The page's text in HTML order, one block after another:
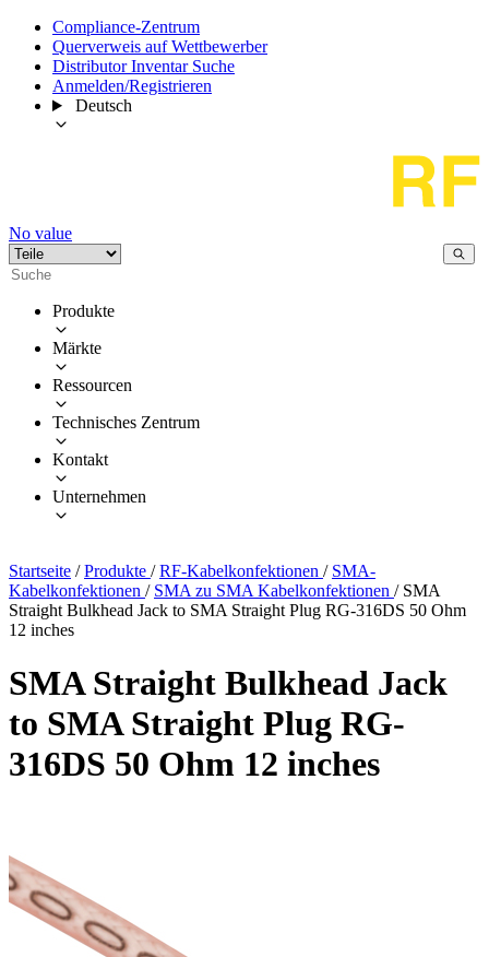
Compliance-Zentrum
Querverweis auf Wettbewerber
Distributor Inventar Suche
Anmelden/Registrieren
Deutsch
No value
Produkte
Märkte
Ressourcen
Technisches Zentrum
Kontakt
Unternehmen
Startseite / Produkte / RF-Kabelkonfektionen / SMA-
Kabelkonfektionen / SMA zu SMA Kabelkonfektionen / SMA
Straight Bulkhead Jack to SMA Straight Plug RG-316DS 50 Ohm
12 inches
SMA Straight Bulkhead Jack
to SMA Straight Plug RG-
316DS 50 Ohm 12 inches